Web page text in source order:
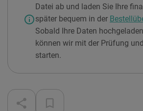
info
Datei ab und laden Sie Ihre
später bequem in der
Sobald Ihre Daten
können wir mit der Prüfung
starten.